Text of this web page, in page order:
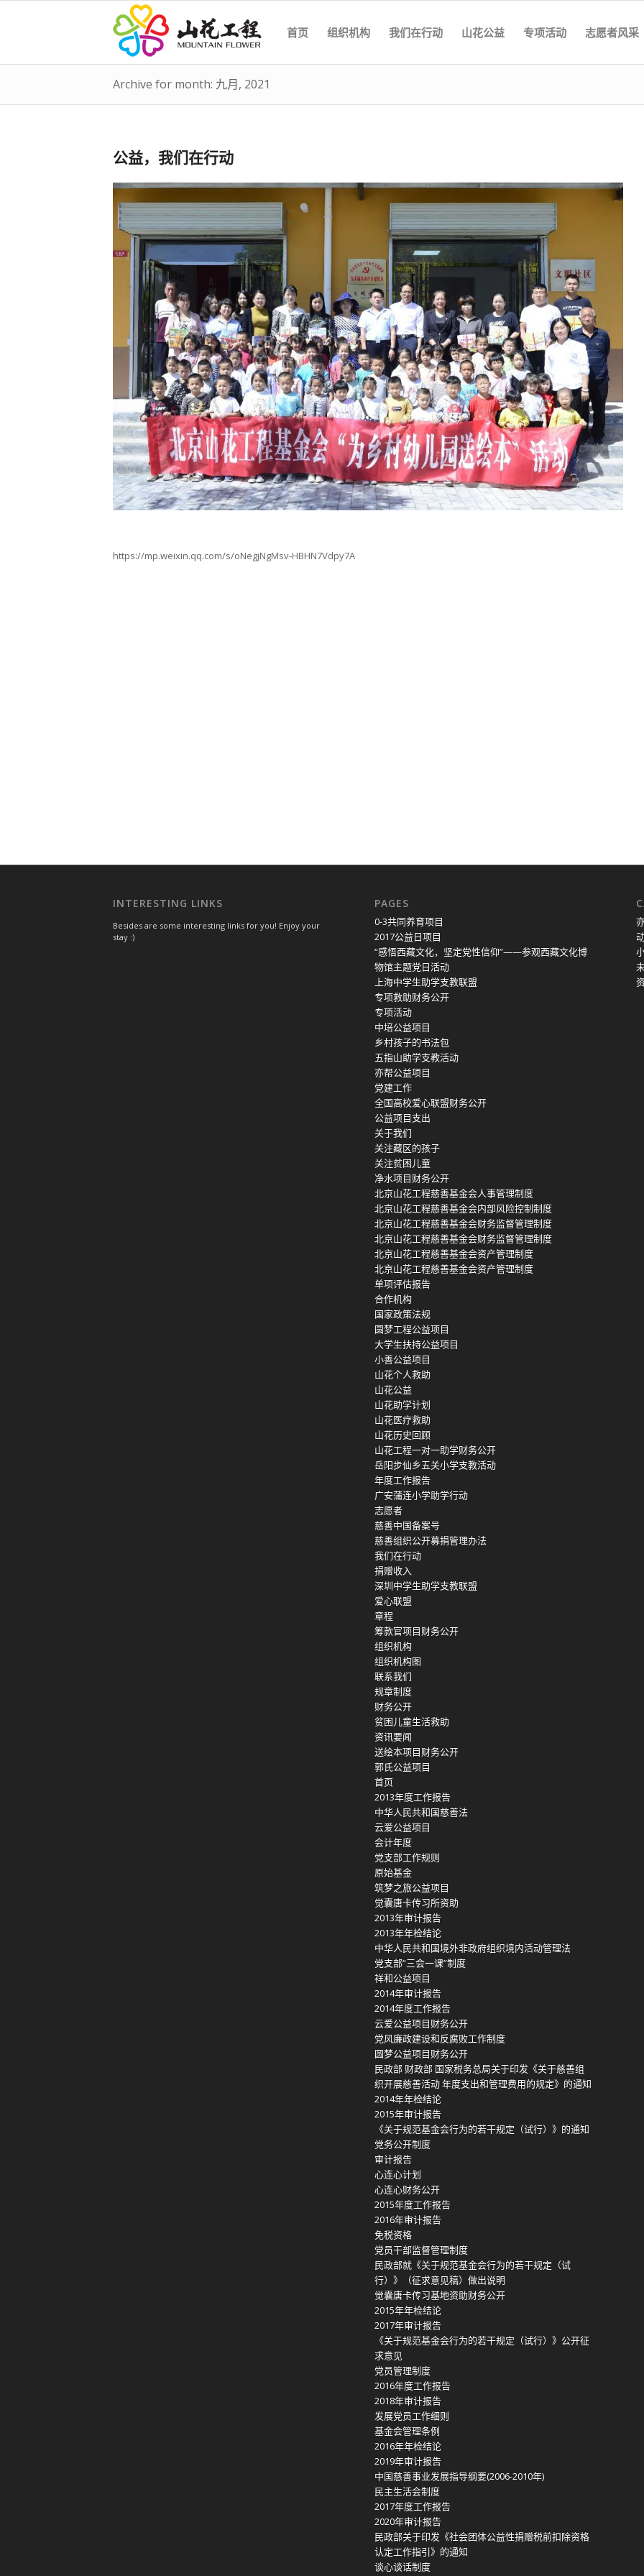
首页 组织机构 我们在行动 山花公益 专项活动 志愿者风采
Archive for month: 九月, 2021
公益，我们在行动
https://mp.weixin.qq.com/s/oNegjNgMsv-HBHN7Vdpy7A
INTERESTING LINKS
Besides are some interesting links for you! Enjoy your
stay :)
PAGES
0-3共同养育项目
2017公益日项目
“感悟西藏文化，坚定党性信仰”——参观西藏文化博
物馆主题党日活动
上海中学生助学支教联盟
专项救助财务公开
专项活动
中培公益项目
乡村孩子的书法包
五指山助学支教活动
亦帮公益项目
党建工作
全国高校爱心联盟财务公开
公益项目支出
关于我们
关注藏区的孩子
关注贫困儿童
净水项目财务公开
北京山花工程慈善基金会人事管理制度
北京山花工程慈善基金会内部风险控制制度
北京山花工程慈善基金会财务监督管理制度
北京山花工程慈善基金会财务监督管理制度
北京山花工程慈善基金会资产管理制度
北京山花工程慈善基金会资产管理制度
单项评估报告
合作机构
国家政策法规
圆梦工程公益项目
大学生扶持公益项目
小善公益项目
山花个人救助
山花公益
山花助学计划
山花医疗救助
山花历史回顾
山花工程一对一助学财务公开
岳阳步仙乡五关小学支教活动
年度工作报告
广安蒲连小学助学行动
志愿者
慈善中国备案号
慈善组织公开募捐管理办法
我们在行动
捐赠收入
深圳中学生助学支教联盟
爱心联盟
章程
筹款官项目财务公开
组织机构
组织机构图
联系我们
规章制度
财务公开
贫困儿童生活救助
资讯要闻
送绘本项目财务公开
郭氏公益项目
首页
2013年度工作报告
中华人民共和国慈善法
云爱公益项目
会计年度
党支部工作规则
原始基金
筑梦之旅公益项目
觉囊唐卡传习所资助
2013年审计报告
2013年年检结论
中华人民共和国境外非政府组织境内活动管理法
党支部“三会一课”制度
祥和公益项目
2014年审计报告
2014年度工作报告
云爱公益项目财务公开
党风廉政建设和反腐败工作制度
圆梦公益项目财务公开
民政部 财政部 国家税务总局关于印发《关于慈善组
织开展慈善活动 年度支出和管理费用的规定》的通知
2014年年检结论
2015年审计报告
《关于规范基金会行为的若干规定（试行）》的通知
党务公开制度
审计报告
心连心计划
心连心财务公开
2015年度工作报告
2016年审计报告
免税资格
党员干部监督管理制度
民政部就《关于规范基金会行为的若干规定（试
行）》（征求意见稿）做出说明
觉囊唐卡传习基地资助财务公开
2015年年检结论
2017年审计报告
《关于规范基金会行为的若干规定（试行）》公开征
求意见
党员管理制度
2016年度工作报告
2018年审计报告
发展党员工作细则
基金会管理条例
2016年年检结论
2019年审计报告
中国慈善事业发展指导纲要(2006-2010年)
民主生活会制度
2017年度工作报告
2020年审计报告
民政部关于印发《社会团体公益性捐赠税前扣除资格
认定工作指引》的通知
谈心谈话制度